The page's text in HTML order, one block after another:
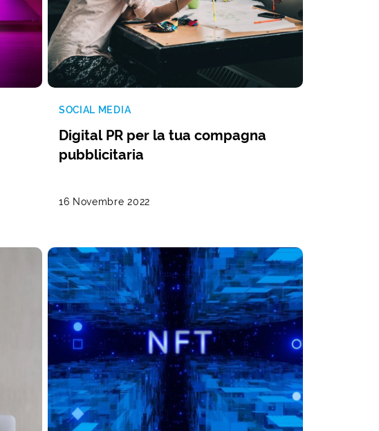
SOCIAL MEDIA
Digital PR per la tua compagna
pubblicitaria
16 Novembre 2022